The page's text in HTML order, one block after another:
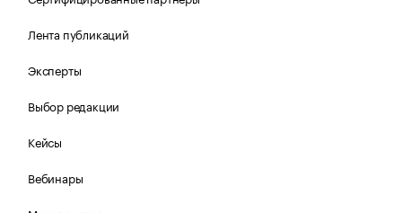
Лента публикаций
Эксперты
Выбор редакции
Кейсы
Вебинары